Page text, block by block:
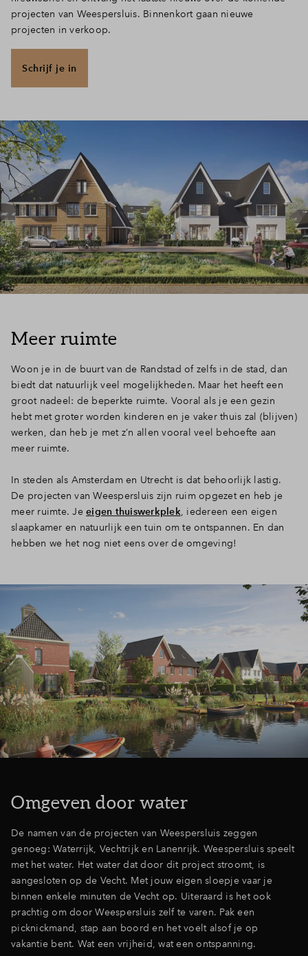
projecten van Weespersluis. Binnenkort gaan nieuwe
projecten in verkoop.
Schrijf je in
Meer ruimte
Woon je in de buurt van de Randstad of zelfs in de stad, dan
biedt dat natuurlijk veel mogelijkheden. Maar het heeft een
groot nadeel: de beperkte ruimte. Vooral als je een gezin
hebt met groter worden kinderen en je vaker thuis zal (blijven)
werken, dan heb je met z’n allen vooral veel behoefte aan
meer ruimte.
In steden als Amsterdam en Utrecht is dat behoorlijk lastig.
De projecten van Weespersluis zijn ruim opgezet en heb je
meer ruimte. Je eigen thuiswerkplek, iedereen een eigen
slaapkamer en natuurlijk een tuin om te ontspannen. En dan
hebben we het nog niet eens over de omgeving!
Omgeven door water
De namen van de projecten van Weespersluis zeggen
genoeg: Waterrijk, Vechtrijk en Lanenrijk. Weespersluis speelt
met het water. Het water dat door dit project stroomt, is
aangesloten op de Vecht. Met jouw eigen sloepje vaar je
binnen enkele minuten de Vecht op. Uiteraard is het ook
prachtig om door Weespersluis zelf te varen. Pak een
picknickmand, stap aan boord en het voelt alsof je op
vakantie bent. Wat een vrijheid, wat een ontspanning.